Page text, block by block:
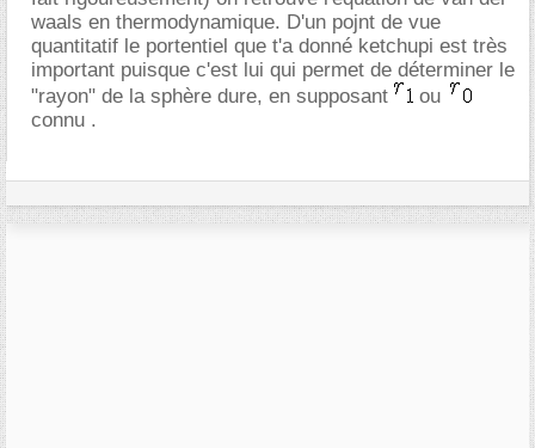
waals en thermodynamique. D'un pojnt de vue
quantitatif le portentiel que t'a donné ketchupi est très
important puisque c'est lui qui permet de déterminer le
"rayon" de la sphère dure, en supposant
ou
connu .